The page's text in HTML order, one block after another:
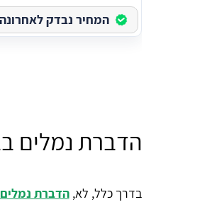
המחיר נבדק לאחרונה
הדברת נמלים
בדרך כלל, לא,הדברת